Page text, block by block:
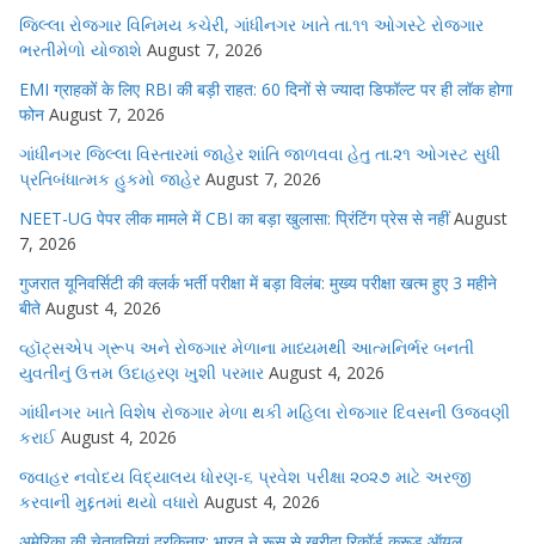
જિલ્લા રોજગાર વિનિમય કચેરી, ગાંધીનગર ખાતે તા.૧૧ ઓગસ્ટે રોજગાર
ભરતીમેળો યોજાશે August 7, 2026
EMI ग्राहकों के लिए RBI की बड़ी राहत: 60 दिनों से ज्यादा डिफॉल्ट पर ही लॉक होगा
फोन August 7, 2026
ગાંધીનગર જિલ્લા વિસ્તારમાં જાહેર શાંતિ જાળવવા હેતુ તા.૨૧ ઓગસ્ટ સુધી
પ્રતિબંધાત્મક હુકમો જાહેર August 7, 2026
NEET-UG पेपर लीक मामले में CBI का बड़ा खुलासा: प्रिंटिंग प्रेस से नहीं August
7, 2026
गुजरात यूनिवर्सिटी की क्लर्क भर्ती परीक्षा में बड़ा विलंब: मुख्य परीक्षा खत्म हुए 3 महीने
बीते August 4, 2026
વ્હૉટ્સએપ ગ્રૂપ અને રોજગાર મેળાના માધ્યમથી આત્મનિર્ભર બનતી
યુવતીનું ઉત્તમ ઉદાહરણ ખુશી પરમાર August 4, 2026
ગાંધીનગર ખાતે વિશેષ રોજગાર મેળા થકી મહિલા રોજગાર દિવસની ઉજવણી
કરાઈ August 4, 2026
જવાહર નવોદય વિદ્યાલય ધોરણ-૬ પ્રવેશ પરીક્ષા ૨૦૨૭ માટે અરજી
કરવાની મુદ્દતમાં થયો વધારો August 4, 2026